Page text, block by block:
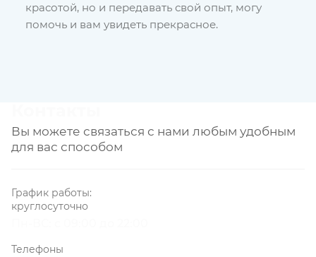
красотой, но и передавать свой опыт, могу
помочь и вам увидеть прекрасное.
Вы можете связаться с нами любым удобным
для вас способом
График работы:
круглосуточно
Телефоны